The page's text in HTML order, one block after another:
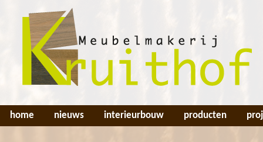
home nieuws interieurbouw producten